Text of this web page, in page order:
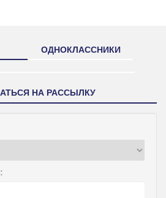
ОДНОКЛАССНИКИ
НА РАССЫЛКУ